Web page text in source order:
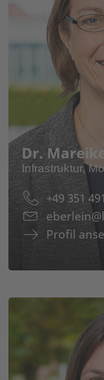
Profil
Ana Tovar Liberato
Qualität &
ServiceQualität
Wettbewerb
Unterstützung
Projekte u.a.
für Sachsen,
Dr.
Infrastruktur,
+49 351
Profil